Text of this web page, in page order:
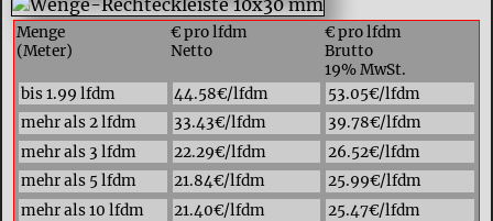
Menge
(Meter)
€ pro lfdm
Netto
€ pro lfdm
Brutto
19% MwSt.
bis 1.99 lfdm
44.58€/lfdm
53.05€/lfdm
mehr als 2 lfdm
33.43€/lfdm
39.78€/lfdm
mehr als 3 lfdm
22.29€/lfdm
26.52€/lfdm
mehr als 5 lfdm
21.84€/lfdm
25.99€/lfdm
mehr als 10 lfdm
21.40€/lfdm
25.47€/lfdm